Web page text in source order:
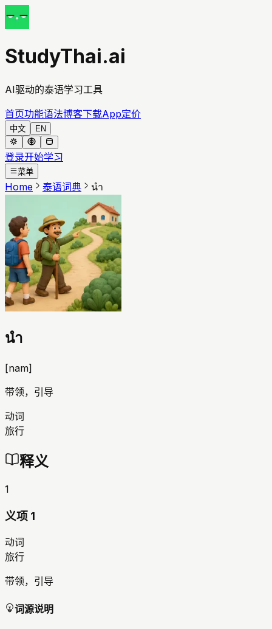
StudyThai.ai
AI驱动的泰语学习工具
首页功能语法博客下载App定价
中文 EN
登录开始学习
菜单
Home 泰语词典 นำ
นำ
[nam]
带领，引导
动词
旅行
释义
1
义项 1
动词
旅行
带领，引导
词源说明